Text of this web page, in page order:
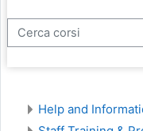
Cerca corsi
Help and